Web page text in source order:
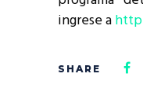
ingrese a